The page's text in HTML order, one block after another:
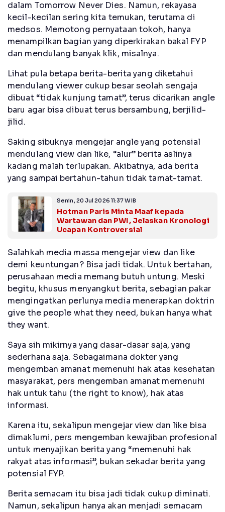
dalam Tomorrow Never Dies. Namun, rekayasa
kecil-kecilan sering kita temukan, terutama di
medsos. Memotong pernyataan tokoh, hanya
menampilkan bagian yang diperkirakan bakal FYP
dan mendulang banyak klik, misalnya.
Lihat pula betapa berita-berita yang diketahui
mendulang viewer cukup besar seolah sengaja
dibuat “tidak kunjung tamat”, terus dicarikan angle
baru agar bisa dibuat terus bersambung, berjilid-
jilid.
Saking sibuknya mengejar angle yang potensial
mendulang view dan like, “alur” berita aslinya
kadang malah terlupakan. Akibatnya, ada berita
yang sampai bertahun-tahun tidak tamat-tamat.
Senin, 20 Jul 2026 11:37 WIB
Hotman Paris Minta Maaf kepada
Wartawan dan PWI, Jelaskan Kronologi
Ucapan Kontroversial
Salahkah media massa mengejar view dan like
demi keuntungan? Bisa jadi tidak. Untuk bertahan,
perusahaan media memang butuh untung. Meski
begitu, khusus menyangkut berita, sebagian pakar
mengingatkan perlunya media menerapkan doktrin
give the people what they need, bukan hanya what
they want.
Saya sih mikirnya yang dasar-dasar saja, yang
sederhana saja. Sebagaimana dokter yang
mengemban amanat memenuhi hak atas kesehatan
masyarakat, pers mengemban amanat memenuhi
hak untuk tahu (the right to know), hak atas
informasi.
Karena itu, sekalipun mengejar view dan like bisa
dimaklumi, pers mengemban kewajiban profesional
untuk menyajikan berita yang “memenuhi hak
rakyat atas informasi”, bukan sekadar berita yang
potensial FYP.
Berita semacam itu bisa jadi tidak cukup diminati.
Namun, sekalipun hanya akan menjadi semacam